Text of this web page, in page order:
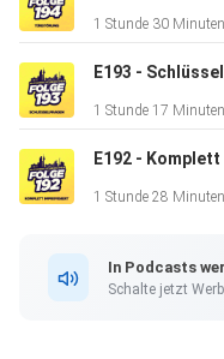
#OsmansTöchter
#Künstlernamen
#WirSindAmLeben
1 Stunde 30 Minuten
E193 -
1 Stunde 17 Minuten
E192 -
1 Stunde 28 Minuten
In Podcasts
Schalte jetzt